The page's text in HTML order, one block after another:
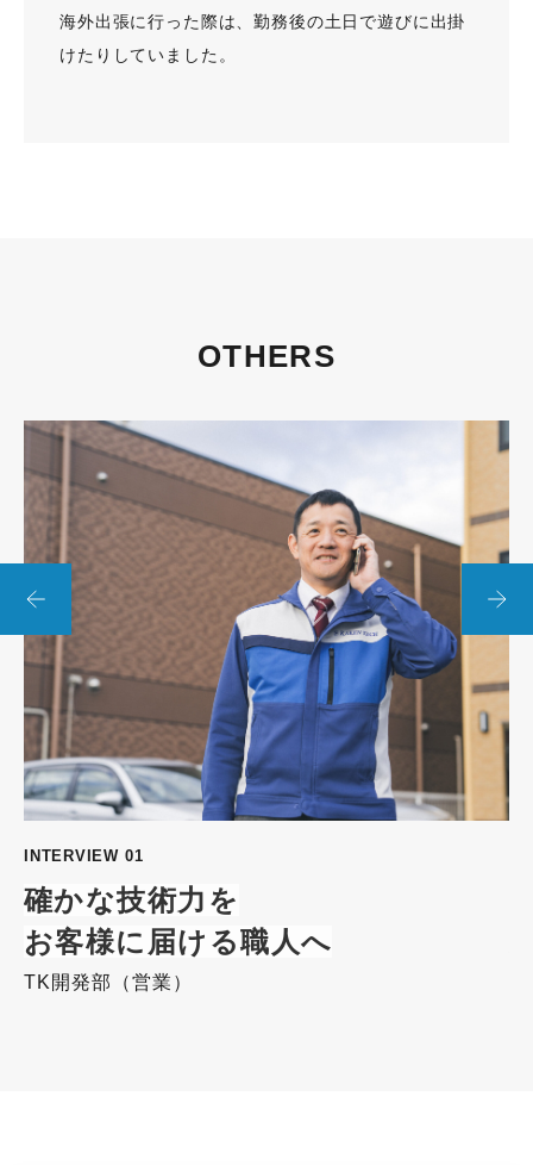
海外出張に行った際は、勤務後の土日で遊びに出掛
けたりしていました。
OTHERS
INTERVIEW 01
確かな技術力を
お客様に届ける職人へ
TK開発部（営業）